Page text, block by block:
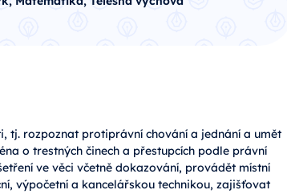
tj. rozpoznat protiprávní chování a jednání a umět
o trestných činech a přestupcích podle právní
ve věci včetně dokazování, provádět místní
výpočetní a kancelářskou technikou, zajišťovat